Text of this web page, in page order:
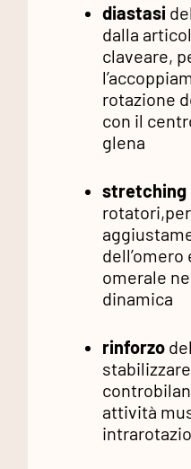
diastasi
dalla
claveare,
rotazione
con il
glena
stretching
omerale
dinamica
rinforzo
attività